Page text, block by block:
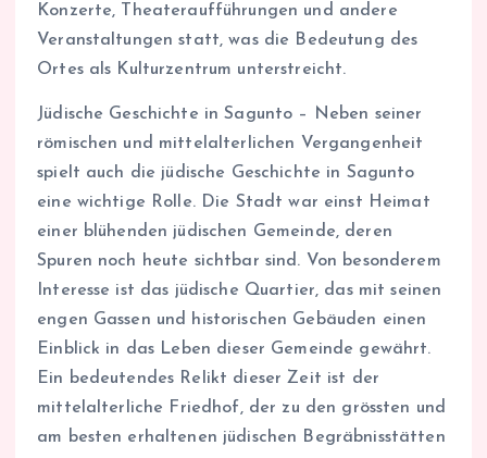
Konzerte, Theateraufführungen und andere
Veranstaltungen statt, was die Bedeutung des
Ortes als Kulturzentrum unterstreicht.
Jüdische Geschichte in Sagunto – Neben seiner
römischen und mittelalterlichen Vergangenheit
spielt auch die jüdische Geschichte in Sagunto
eine wichtige Rolle. Die Stadt war einst Heimat
einer blühenden jüdischen Gemeinde, deren
Spuren noch heute sichtbar sind. Von besonderem
Interesse ist das jüdische Quartier, das mit seinen
engen Gassen und historischen Gebäuden einen
Einblick in das Leben dieser Gemeinde gewährt.
Ein bedeutendes Relikt dieser Zeit ist der
mittelalterliche Friedhof, der zu den grössten und
am besten erhaltenen jüdischen Begräbnisstätten